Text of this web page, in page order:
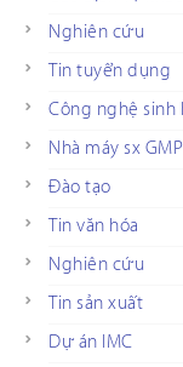
Nghiên cứu
Tin tuyển dụng
Công nghệ sinh
Nhà máy sx GMP
Đào tạo
Tin văn hóa
Nghiên cứu
Tin sản xuất
Dự án IMC